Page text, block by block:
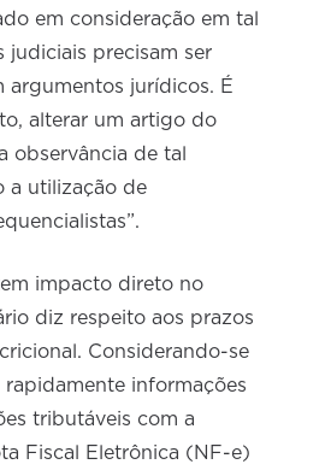
em consideração em tal
judiciais precisam ser
argumentos jurídicos. É
alterar um artigo do
observância de tal
a utilização de
impacto direto no
diz respeito aos prazos
Considerando-se
informações
tributáveis com a
Fiscal Eletrônica (NF-e)